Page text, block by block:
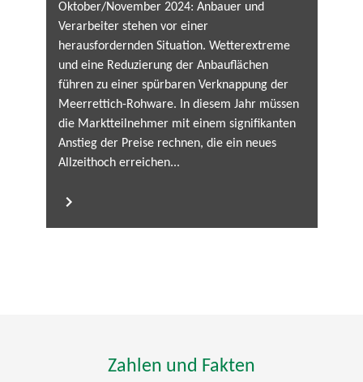
Oktober/November 2024: Anbauer und
Verarbeiter stehen vor einer
herausfordernden Situation. Wetterextreme
und eine Reduzierung der Anbauflächen
führen zu einer spürbaren Verknappung der
Meerrettich-Rohware. In diesem Jahr müssen
die Marktteilnehmer mit einem signifikanten
Anstieg der Preise rechnen, die ein neues
Allzeithoch erreichen...
Zahlen und Fakten